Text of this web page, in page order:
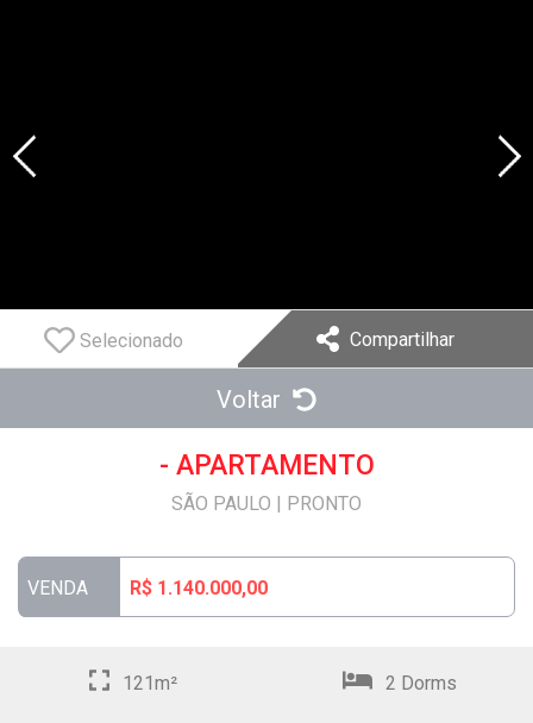
Selecionado Compartilhar
Voltar
- APARTAMENTO
SÃO PAULO | PRONTO
VENDA R$ 1.140.000,00
121m² 2 Dorms